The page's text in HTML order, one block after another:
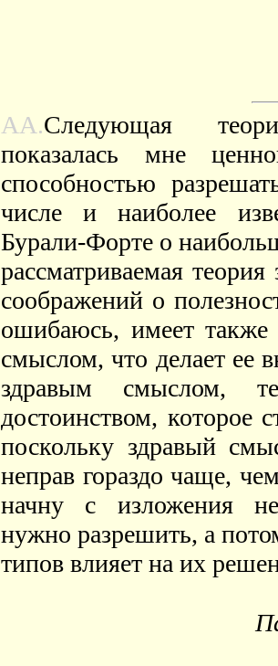
AA.Следующая
показалась мне
способностью
числе и наиболее
Бурали-Форте о
рассматриваемая
соображений о
ошибаюсь, имеет также
смыслом, что делает ее
здравым смыслом,
достоинством, которое
поскольку здравый
неправ гораздо чаще,
начну с изложения
нужно разрешить, а
типов влияет на их